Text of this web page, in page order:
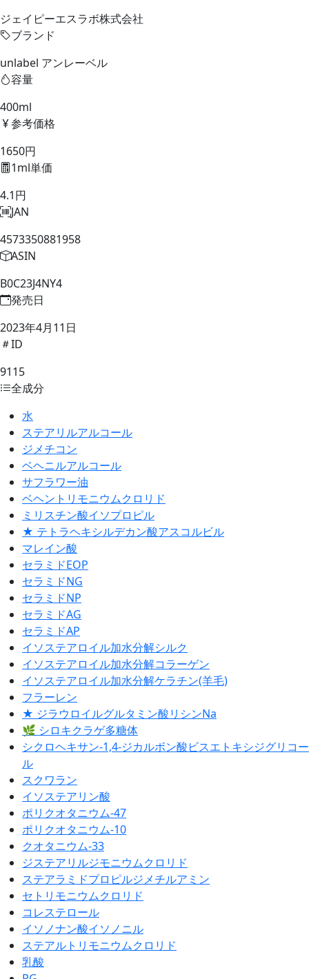
ジェイピーエスラボ株式会社
ブランド
unlabel アンレーベル
容量
400ml
参考価格
1650円
1ml単価
4.1円
JAN
4573350881958
ASIN
B0C23J4NY4
発売日
2023年4月11日
ID
9115
全成分
水
ステアリルアルコール
ジメチコン
ベヘニルアルコール
サフラワー油
ベヘントリモニウムクロリド
ミリスチン酸イソプロピル
★ テトラヘキシルデカン酸アスコルビル
マレイン酸
セラミドEOP
セラミドNG
セラミドNP
セラミドAG
セラミドAP
イソステアロイル加水分解シルク
イソステアロイル加水分解コラーゲン
イソステアロイル加水分解ケラチン(羊毛)
フラーレン
★ ジラウロイルグルタミン酸リシンNa
🌿 シロキクラゲ多糖体
シクロヘキサン-1,4-ジカルボン酸ビスエトキシジグリコー
ル
スクワラン
イソステアリン酸
ポリクオタニウム-47
ポリクオタニウム-10
クオタニウム-33
ジステアリルジモニウムクロリド
ステアラミドプロピルジメチルアミン
セトリモニウムクロリド
コレステロール
イソノナン酸イソノニル
ステアルトリモニウムクロリド
乳酸